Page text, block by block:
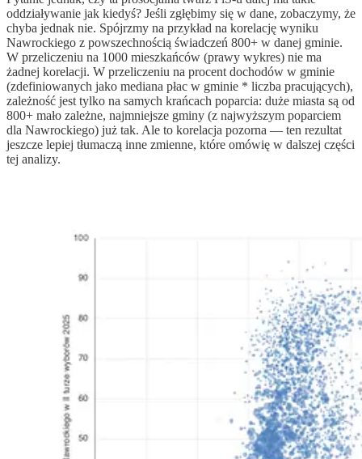
oddziaływanie jak kiedyś? Jeśli zgłębimy się w dane, zobaczymy, że
chyba jednak nie. Spójrzmy na przykład na korelację wyniku
Nawrockiego z powszechnością świadczeń 800+ w danej gminie.
W przeliczeniu na 1000 mieszkańców (prawy wykres) nie ma
żadnej korelacji. W przeliczeniu na procent dochodów w gminie
(zdefiniowanych jako mediana płac w gminie * liczba pracujących),
zależność jest tylko na samych krańcach poparcia: duże miasta są od
800+ mało zależne, najmniejsze gminy (z najwyższym poparciem
dla Nawrockiego) już tak. Ale to korelacja pozorna — ten rezultat
jeszcze lepiej tłumaczą inne zmienne, które omówię w dalszej części
tej analizy.